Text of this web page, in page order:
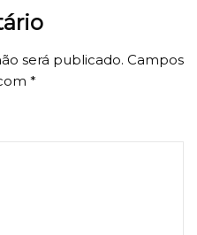
será publicado. Campos
*